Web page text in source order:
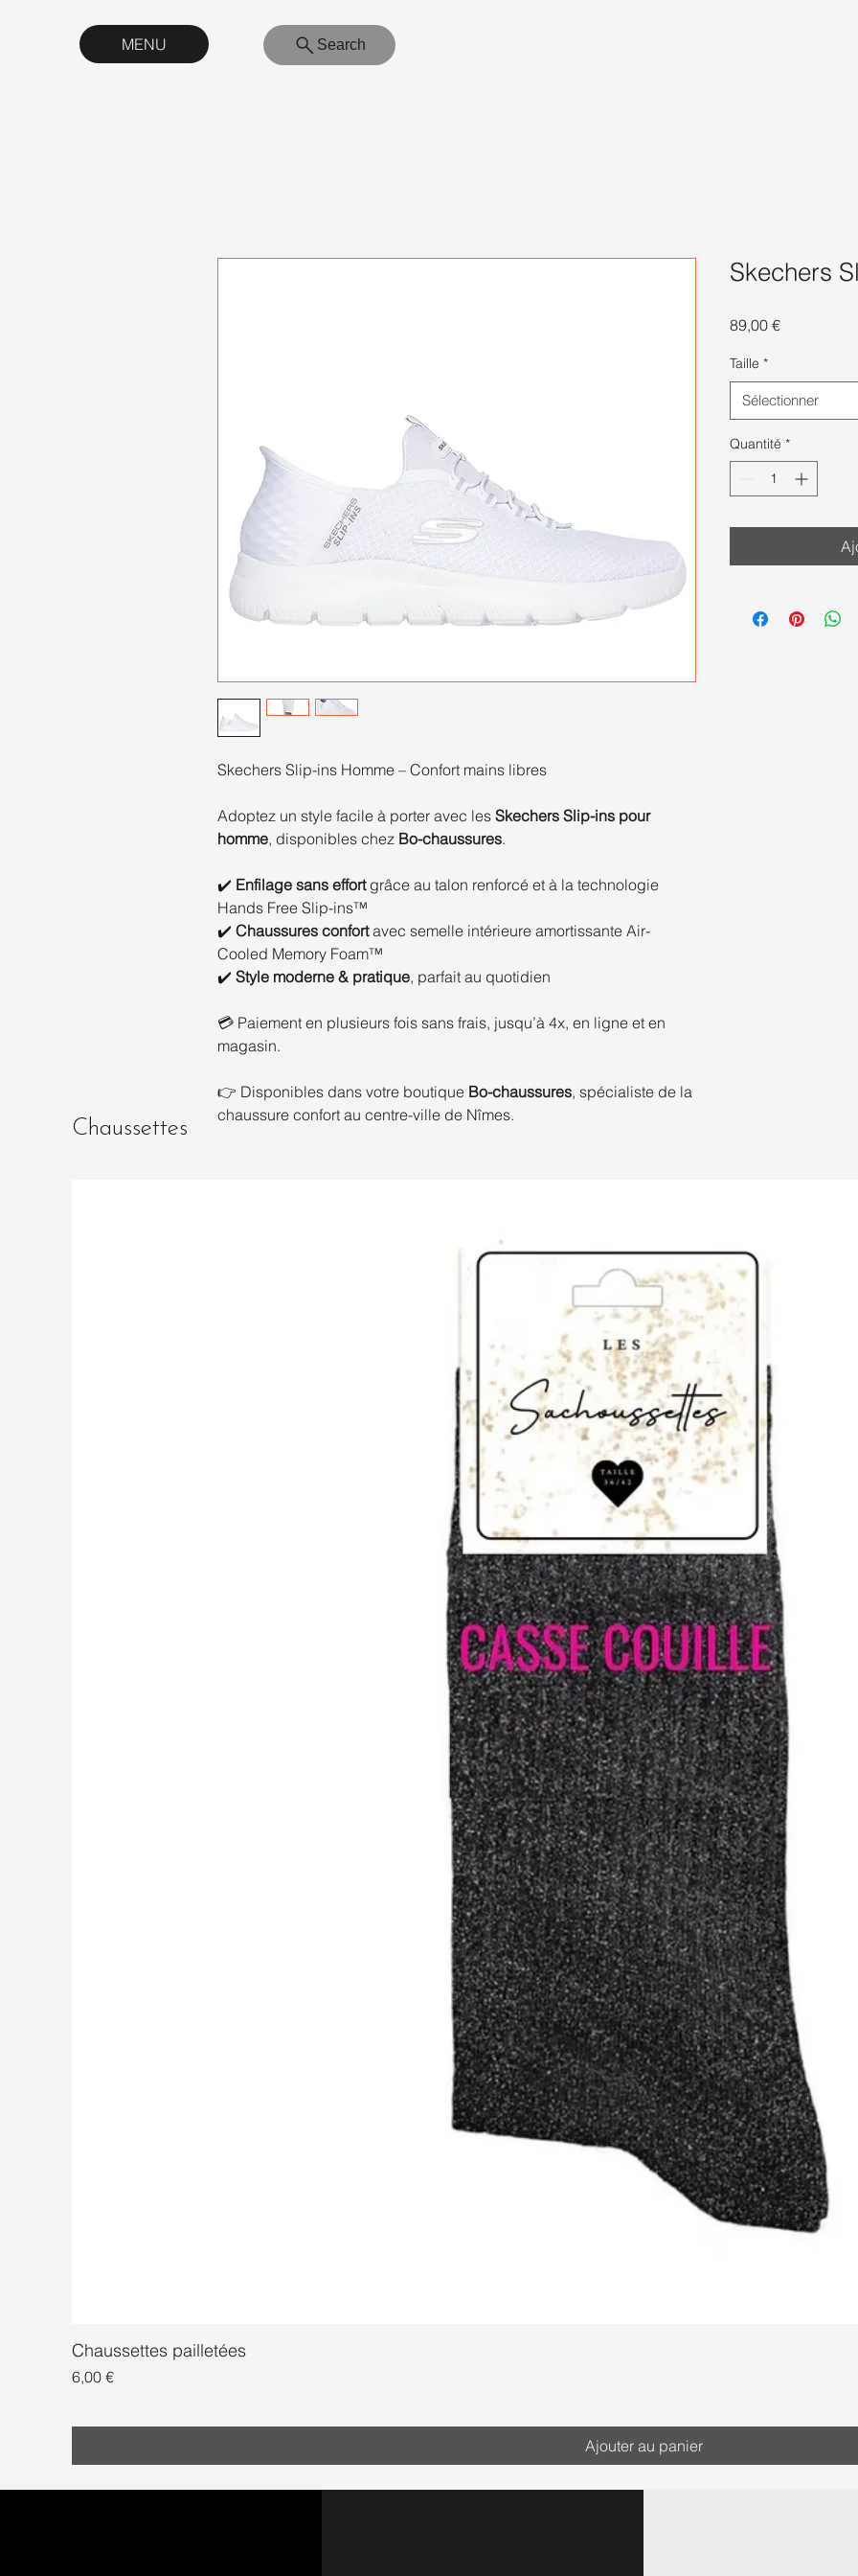
MENU Search
Skechers Slip-ins Homme – Confort mains libres
Adoptez un style facile à porter avec les Skechers Slip-ins pour
homme, disponibles chez Bo-chaussures.
✔️ Enfilage sans effortgrâce au talon renforcé et à la technologie
Hands Free Slip-ins™
✔️ Chaussures confortavec semelle intérieure amortissante Air-
Cooled Memory Foam™
✔️ Style moderne & pratique, parfait au quotidien
💳 Paiement en plusieurs fois sans frais, jusqu’à 4x, en ligne et en
magasin.
👉 Disponibles dans votre boutique Bo-chaussures, spécialiste de la
chaussure confort au centre-ville de Nîmes.
Skechers
89,00 €Prix
Taille *
Sélectionner
Quantité *
Chaussettes
Chaussettes pailletées
Prix
6,00 €
Ajouter au panier